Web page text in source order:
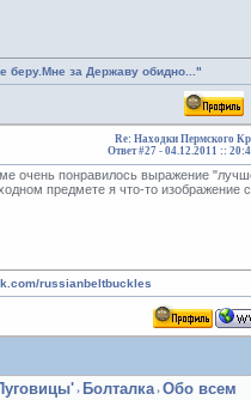
беру.Мне за Державу обидно..."
Re: Находки Пермского
Ответ #27 - 04.12.2011 ::
очень понравилось выражение
предмете я что-то изображение
russianbeltbuckles
› Болталка› Обо всем